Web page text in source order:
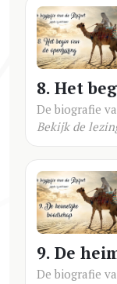
8. Het
De biografie
Bekijk de
9. De
De biografie